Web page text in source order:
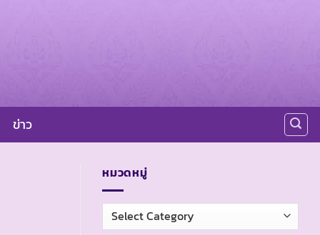
ข่าว
หมวดหมู่
หมวด
หมู่